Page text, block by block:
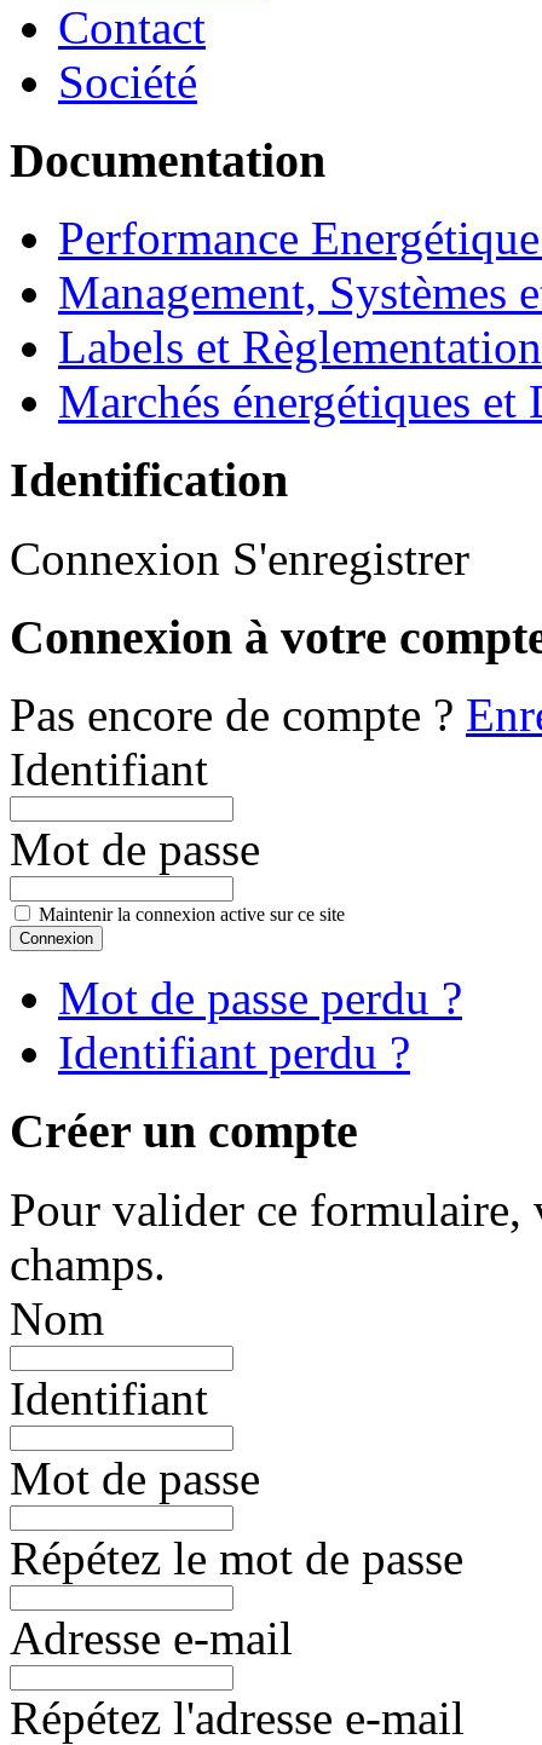
Contact
Société
Documentation
Performance
Management, Systèmes
Labels et
Marchés énergétiques
Identification
Connexion S'enregistrer
Connexion à votre
Pas encore de compte ?
Identifiant
Mot de passe
Maintenir la connexion active sur ce site
Mot de passe perdu ?
Identifiant perdu ?
Créer un compte
Pour valider ce formulaire,
champs.
Nom
Identifiant
Mot de passe
Répétez le mot de passe
Adresse e-mail
Répétez l'adresse e-mail